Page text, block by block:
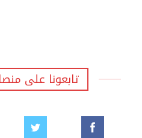
تابعونا على